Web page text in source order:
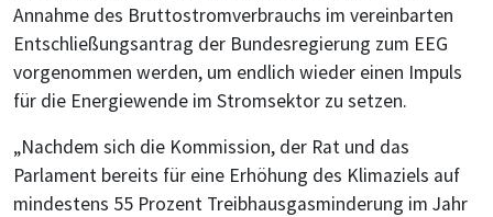
Annahme des Bruttostromverbrauchs im vereinbarten
Entschließungsantrag der Bundesregierung zum EEG
vorgenommen werden, um endlich wieder einen Impuls
für die Energiewende im Stromsektor zu setzen.
„Nachdem sich die Kommission, der Rat und das
Parlament bereits für eine Erhöhung des Klimaziels auf
mindestens 55 Prozent Treibhausgasminderung im Jahr